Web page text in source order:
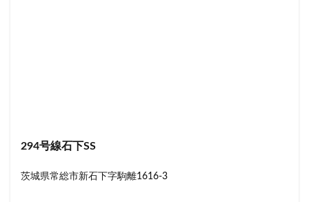
294号線石下SS
茨城県常総市新石下字駒離1616-3